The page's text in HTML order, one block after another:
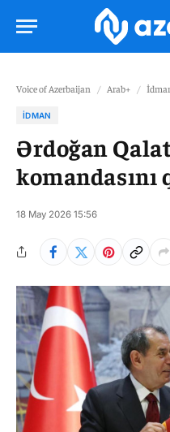
Voice of Azerbaijan / Arab+ /
İDMAN
Ərdoğan
komandasını
18 May 2026 15:56